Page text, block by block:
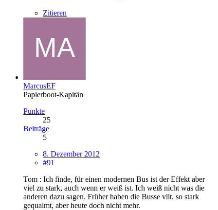
Zitieren
MarcusEF
Papierboot-Kapitän
Punkte
25
Beiträge
5
8. Dezember 2012
#91
Tom : Ich finde, für einen modernen Bus ist der Effekt aber
viel zu stark, auch wenn er weiß ist. Ich weiß nicht was die
anderen dazu sagen. Früher haben die Busse vllt. so stark
gequalmt, aber heute doch nicht mehr.